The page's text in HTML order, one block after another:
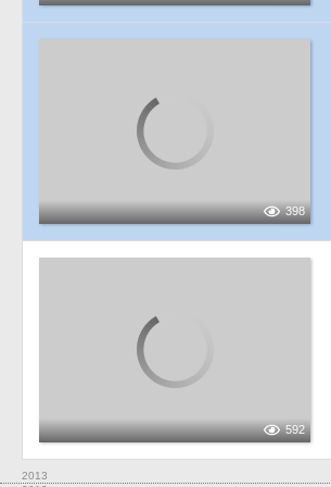
398
592
2013